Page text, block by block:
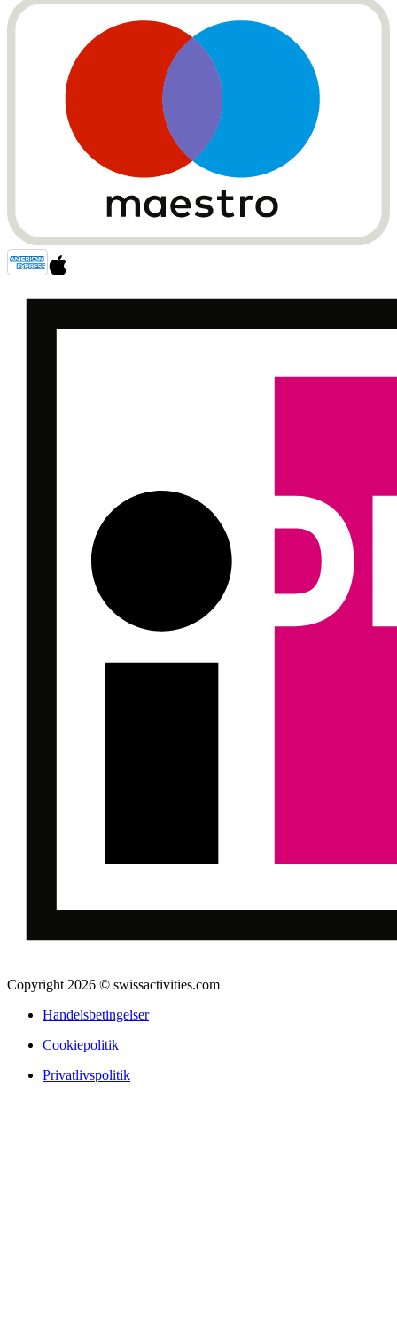
Copyright 2026 © swissactivities.com
Handelsbetingelser
Cookiepolitik
Privatlivspolitik